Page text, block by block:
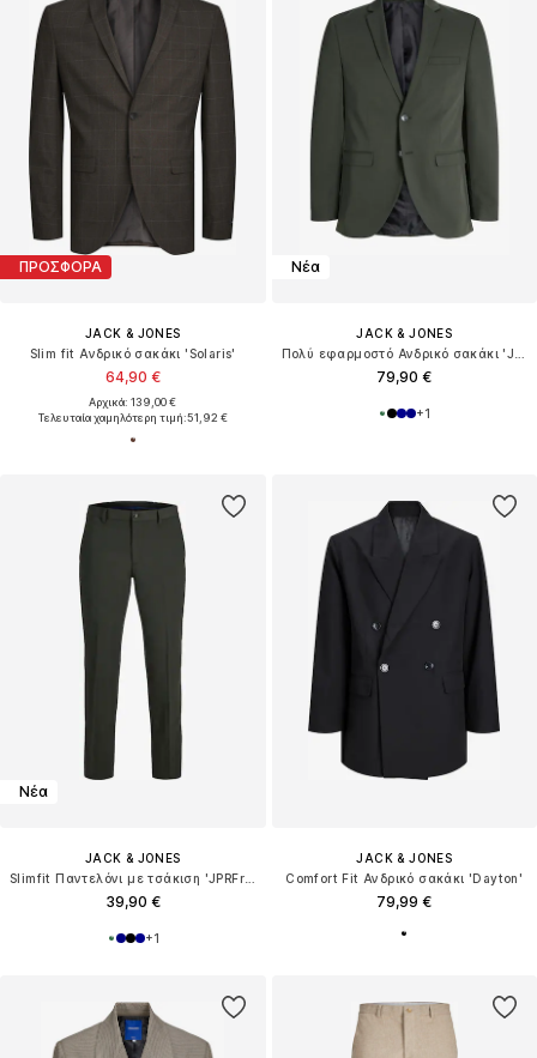
ΠΡΟΣΦΟΡΑ
JACK & JONES
Slim fit Ανδρικό σακάκι 'Solaris'
64,90 €
Αρχικά: 139,00 €
Τελευταία χαμηλότερη τιμή:51,92 €
Νέα
JACK & JONES
79,90 €
+1
Νέα
JACK & JONES
39,90 €
+1
JACK & JONES
Comfort Fit Ανδρικό σακάκι 'Dayton'
79,99 €